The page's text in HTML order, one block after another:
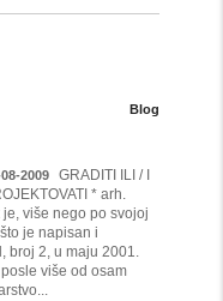
Blog
2009
GRADITI ILI / I
* arh.
više nego po svojoj
je napisan i
broj 2, u maju 2001.
više od osam